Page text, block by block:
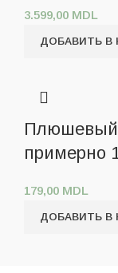
3.599,00 MDL
ДОБАВИТЬ В
Плюшевый
примерно
179,00 MDL
ДОБАВИТЬ В